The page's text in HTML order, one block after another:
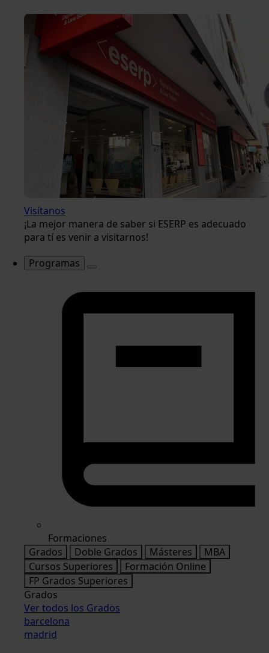
Visítanos
¡La mejor manera de saber si ESERP es adecuado
para tí es venir a visitarnos!
Programas
Formaciones
Grados
Doble Grados Másteres
MBA
Cursos Superiores
Formación Online
FP Grados Superiores
Grados
Ver todos los Grados
barcelona
madrid